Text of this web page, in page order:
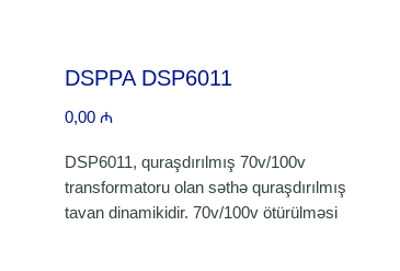
DSPPA DSP6011
0,00 ₼Price
DSP6011, quraşdırılmış 70v/100v
transformatoru olan səthə quraşdırılmış
tavan dinamikidir. 70v/100v ötürülməsi